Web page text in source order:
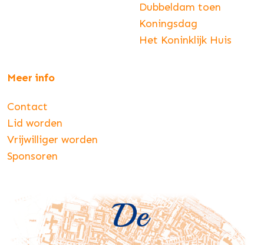
Dubbeldam toen
Koningsdag
Het Koninklijk Huis
Meer info
Contact
Lid worden
Vrijwilliger worden
Sponsoren